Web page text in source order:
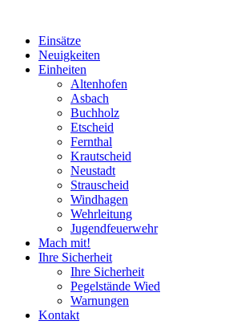
Einsätze
Neuigkeiten
Einheiten
Altenhofen
Asbach
Buchholz
Etscheid
Fernthal
Krautscheid
Neustadt
Strauscheid
Windhagen
Wehrleitung
Jugendfeuerwehr
Mach mit!
Ihre Sicherheit
Ihre Sicherheit
Pegelstände Wied
Warnungen
Kontakt